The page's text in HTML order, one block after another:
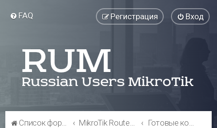
FAQ Вход
Регистрация
Список форумов MikroTik RouterOS Готовые конфигурации Mikrotik